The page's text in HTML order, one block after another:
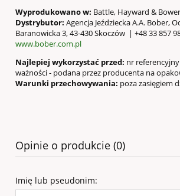
Wyprodukowano w: Battle, Hayward &
Dystrybutor: Agencja Jeździecka A.A. Bober,
Baranowicka 3, 43-430 Skoczów | +48 33 857
www.bober.com.pl
Najlepiej wykorzystać przed: nr
ważności - podana przez producenta na
Warunki przechowywania: poza zasięgiem
Opinie o produkcie (0)
Imię lub pseudonim: